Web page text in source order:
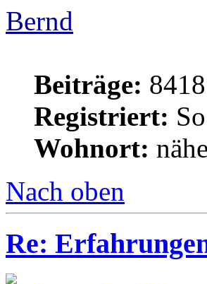
Bernd
Beiträge: 8418
Registriert:
Wohnort:
Nach oben
Re: